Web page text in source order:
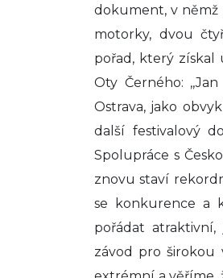
dokument, v
motorky, dvou
pořad, který získal
Oty Černého:
Ostrava, jako
další festivalový
Spolupráce s
znovu staví
se konkurence a
pořádat
závod pro širokou